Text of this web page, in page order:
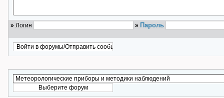
» Логин » Пароль